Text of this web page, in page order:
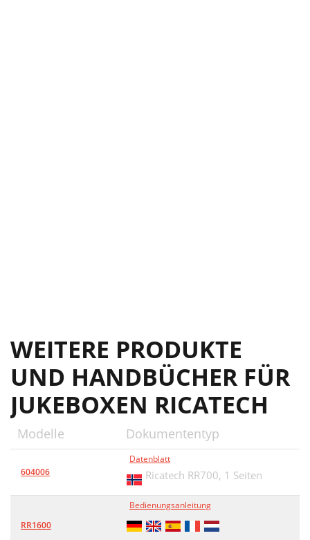
WEITERE PRODUKTE
UND HANDBÜCHER FÜR
JUKEBOXEN RICATECH
Modelle Dokumententyp
604006
Datenblatt
Ricatech RR700, 1 Seiten
RR1600
Bedienungsanleitung